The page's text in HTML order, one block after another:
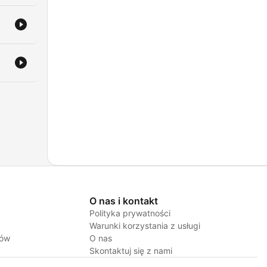
O nas i kontakt
Polityka prywatności
Warunki korzystania z usługi
O nas
Skontaktuj się z nami